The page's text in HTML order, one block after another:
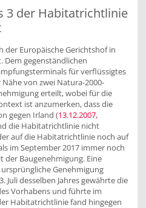
3 der Habitatrichtlinie
der Europäische Gerichtshof in
Dem gegenständlichen
für verflüssigtes
von zwei Natura-2000-
erteilt, wobei für die
ist anzumerken, dass die
gegen Irland (13.12.2007,
die Habitatrichtlinie nicht
auf die Habitatrichtlinie noch auf
im September 2017 immer noch
Baugenehmigung. Eine
Genehmigung
desselben Jahres gewährte die
Vorhabens und führte im
Habitatrichtlinie fand hingegen